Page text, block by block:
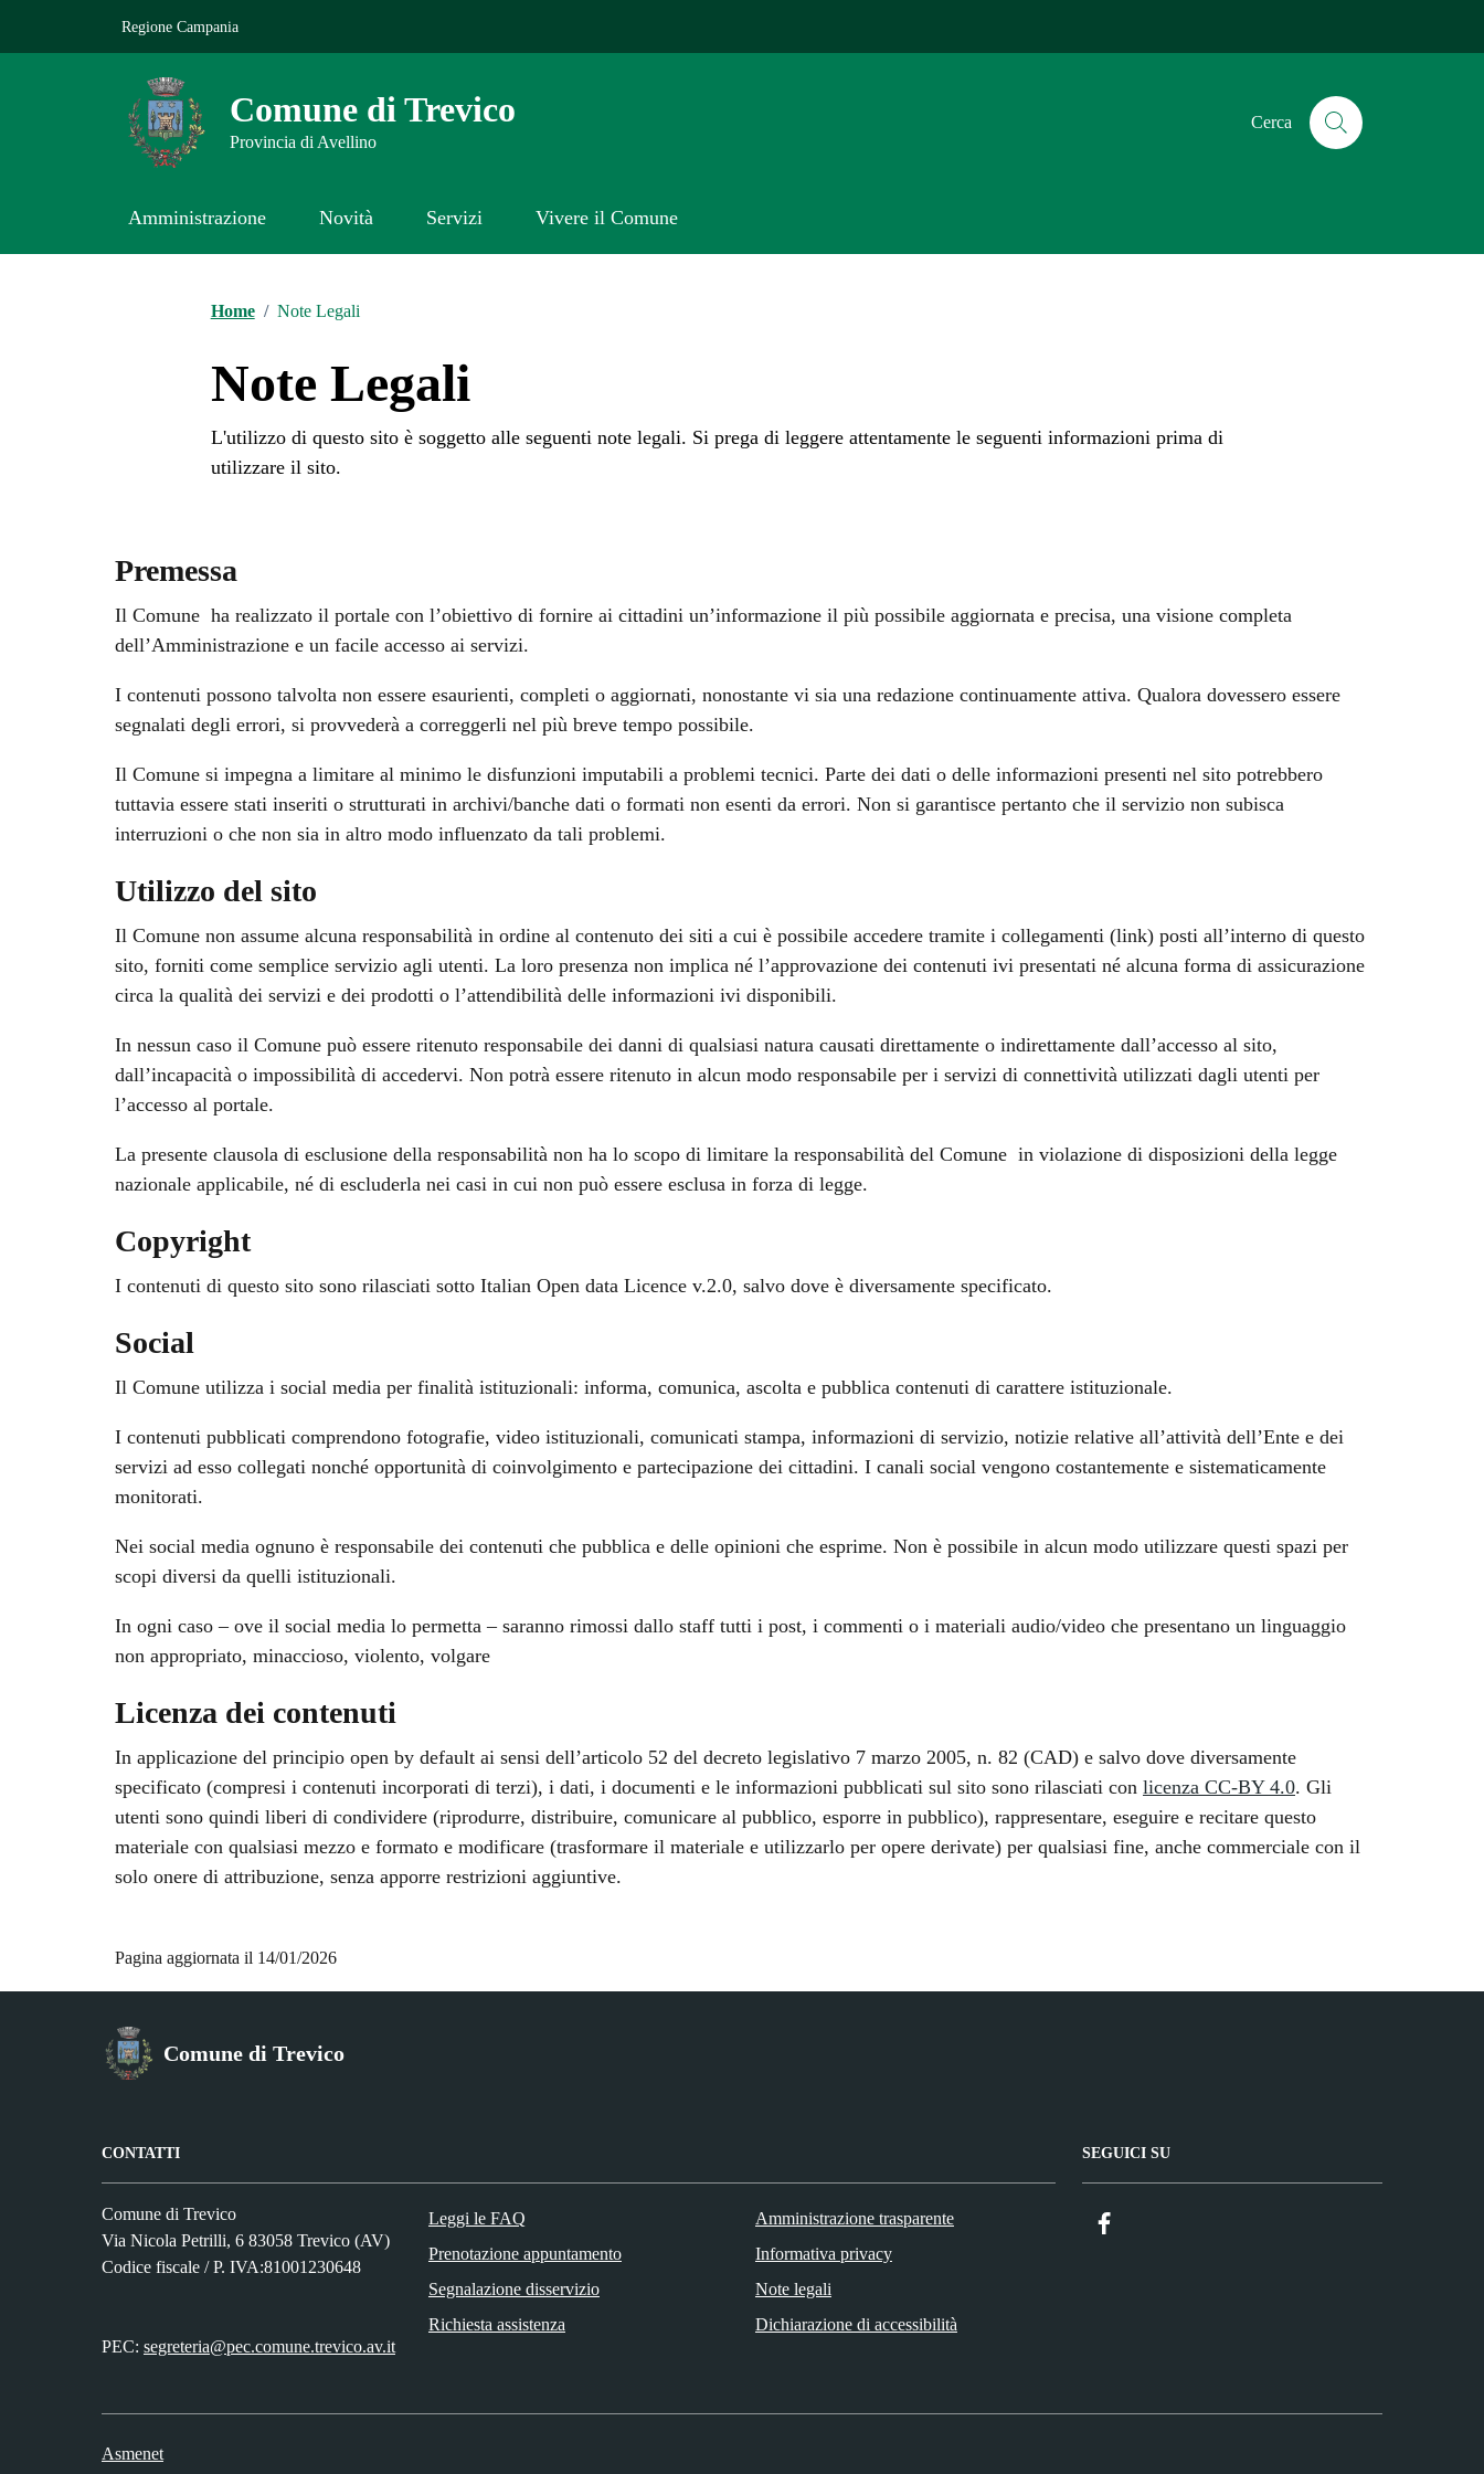
Regione Campania
Comune di Trevico
Provincia di Avellino
Cerca
Amministrazione Novità Servizi Vivere il Comune
Home / Note Legali
Note Legali
L'utilizzo di questo sito è soggetto alle seguenti note legali. Si prega di leggere attentamente le seguenti informazioni prima di
utilizzare il sito.
Premessa
Il Comune ha realizzato il portale con l’obiettivo di fornire ai cittadini un’informazione il più possibile aggiornata e precisa, una visione completa
dell’Amministrazione e un facile accesso ai servizi.
I contenuti possono talvolta non essere esaurienti, completi o aggiornati, nonostante vi sia una redazione continuamente attiva. Qualora dovessero essere
segnalati degli errori, si provvederà a correggerli nel più breve tempo possibile.
Il Comune si impegna a limitare al minimo le disfunzioni imputabili a problemi tecnici. Parte dei dati o delle informazioni presenti nel sito potrebbero
tuttavia essere stati inseriti o strutturati in archivi/banche dati o formati non esenti da errori. Non si garantisce pertanto che il servizio non subisca
interruzioni o che non sia in altro modo influenzato da tali problemi.
Utilizzo del sito
Il Comune non assume alcuna responsabilità in ordine al contenuto dei siti a cui è possibile accedere tramite i collegamenti (link) posti all’interno di questo
sito, forniti come semplice servizio agli utenti. La loro presenza non implica né l’approvazione dei contenuti ivi presentati né alcuna forma di assicurazione
circa la qualità dei servizi e dei prodotti o l’attendibilità delle informazioni ivi disponibili.
In nessun caso il Comune può essere ritenuto responsabile dei danni di qualsiasi natura causati direttamente o indirettamente dall’accesso al sito,
dall’incapacità o impossibilità di accedervi. Non potrà essere ritenuto in alcun modo responsabile per i servizi di connettività utilizzati dagli utenti per
l’accesso al portale.
La presente clausola di esclusione della responsabilità non ha lo scopo di limitare la responsabilità del Comune in violazione di disposizioni della legge
nazionale applicabile, né di escluderla nei casi in cui non può essere esclusa in forza di legge.
Copyright
I contenuti di questo sito sono rilasciati sotto Italian Open data Licence v.2.0, salvo dove è diversamente specificato.
Social
Il Comune utilizza i social media per finalità istituzionali: informa, comunica, ascolta e pubblica contenuti di carattere istituzionale.
I contenuti pubblicati comprendono fotografie, video istituzionali, comunicati stampa, informazioni di servizio, notizie relative all’attività dell’Ente e dei
servizi ad esso collegati nonché opportunità di coinvolgimento e partecipazione dei cittadini. I canali social vengono costantemente e sistematicamente
monitorati.
Nei social media ognuno è responsabile dei contenuti che pubblica e delle opinioni che esprime. Non è possibile in alcun modo utilizzare questi spazi per
scopi diversi da quelli istituzionali.
In ogni caso – ove il social media lo permetta – saranno rimossi dallo staff tutti i post, i commenti o i materiali audio/video che presentano un linguaggio
non appropriato, minaccioso, violento, volgare
Licenza dei contenuti
In applicazione del principio open by default ai sensi dell’articolo 52 del decreto legislativo 7 marzo 2005, n. 82 (CAD) e salvo dove diversamente
specificato (compresi i contenuti incorporati di terzi), i dati, i documenti e le informazioni pubblicati sul sito sono rilasciati con licenza CC-BY 4.0. Gli
utenti sono quindi liberi di condividere (riprodurre, distribuire, comunicare al pubblico, esporre in pubblico), rappresentare, eseguire e recitare questo
materiale con qualsiasi mezzo e formato e modificare (trasformare il materiale e utilizzarlo per opere derivate) per qualsiasi fine, anche commerciale con il
solo onere di attribuzione, senza apporre restrizioni aggiuntive.
Pagina aggiornata il 14/01/2026
Comune di Trevico
CONTATTI
Comune di Trevico
Via Nicola Petrilli, 6 83058 Trevico (AV)
Codice fiscale / P. IVA:81001230648
PEC: segreteria@pec.comune.trevico.av.it
Leggi le FAQ
Prenotazione appuntamento
Segnalazione disservizio
Richiesta assistenza
Amministrazione trasparente
Informativa privacy
Note legali
Dichiarazione di accessibilità
SEGUICI SU
Asmenet